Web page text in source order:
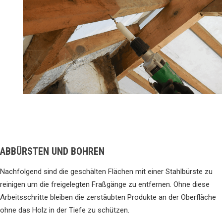
ABBÜRSTEN UND BOHREN
Nachfolgend sind die geschälten Flächen mit einer Stahlbürste zu
reinigen um die freigelegten Fraßgänge zu entfernen. Ohne diese
Arbeitsschritte bleiben die zerstäubten Produkte an der Oberfläche
ohne das Holz in der Tiefe zu schützen.